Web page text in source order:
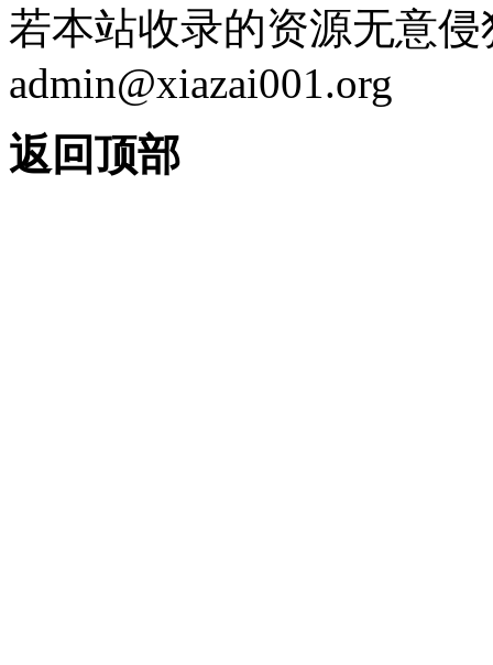
若本站收录的资源无意
admin@xiazai001.org
返回顶部